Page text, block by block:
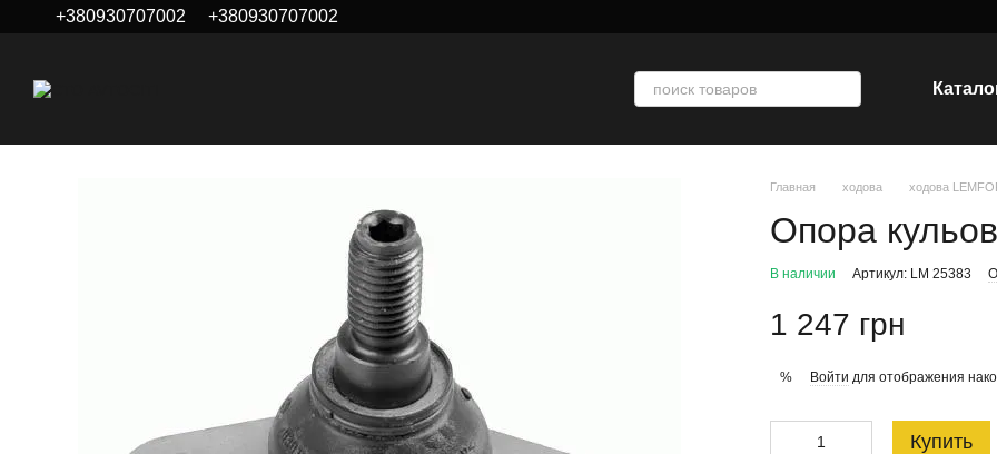
Перейти к основному контенту
+380930707002 +380930707002
Главная ходова ходова
Опора
В наличии Артикул: LM 25383
1 247 грн
% Войти для отображения
Купить